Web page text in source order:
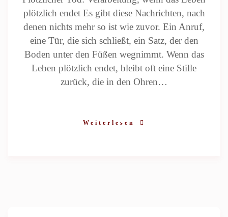
plötzlich endet Es gibt diese Nachrichten, nach
denen nichts mehr so ist wie zuvor. Ein Anruf,
eine Tür, die sich schließt, ein Satz, der den
Boden unter den Füßen wegnimmt. Wenn das
Leben plötzlich endet, bleibt oft eine Stille
zurück, die in den Ohren…
Weiterlesen